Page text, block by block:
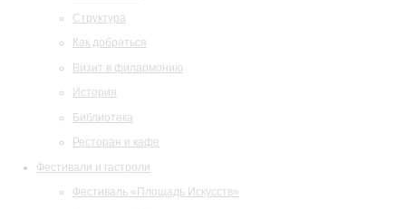
Структура
Как добраться
Визит в филармонию
История
Библиотека
Ресторан и кафе
Фестивали и гастроли
Фестиваль «Площадь Искусств»